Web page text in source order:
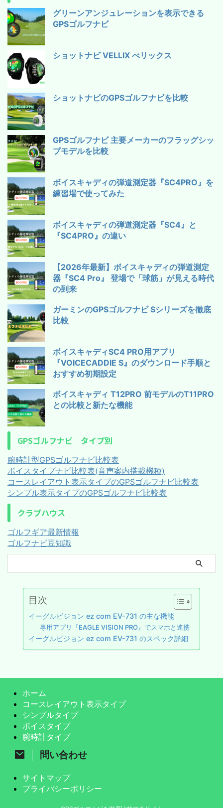
グリーンアンジュレーションを表示できる
GPSゴルフナビ
ショットナビ VELLIX べリックス
ショットナビのGPSゴルフナビを比較
GPSゴルフナビ 主要メーカーのフラッグシッ
プモデルを比較
ボイスキャディの弾道測定器『SC4PRO』を
練習場で使ってみた
ボイスキャディの弾道測定器『SC4』と
『SC4PRO』の違い
【2026年最新】ボイスキャディの弾道測定
器『SC4 Pro』 登場で「球筋」が見える時代
の到来
ガーミンのGPSゴルフナビ Sシリーズを徹底
比較
ボイスキャディSC4 PRO用アプリ
『VOICECADDIE S』のダウンロード手順と
おすすめ初期設定
ボイスキャディ T12PRO 前モデルのT11PRO
との比較と新たな機能
GPSゴルフナビ タイプ別
腕時計型GPSゴルフナビ比較表
ボイスタイプナビ比較表(音声案内搭載機種)
コースレイアウト表示タイプのGPSゴルフナビ比較表
シンプル表示タイプのGPSゴルフナビ比較表
クラブハウス
ゴルフギア最新情報
ゴルフナビ豆知識
目次
イーグルビジョン ez com EV-731 の主な機能
専用アプリ『EAGLE VISION PRO』でスマホと連携
イーグルビジョン ez com EV-731 のスペック詳細
ホーム
コースレイアウト表示タイプ
シンプルタイプ
ボイスタイプ
腕時計タイプ
問い合わせ
サイトマップ
プライバシーポリシー